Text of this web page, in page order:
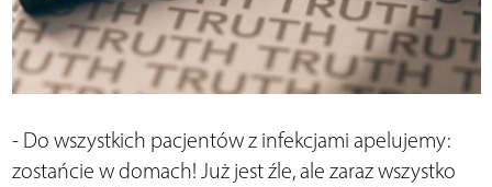
- Do wszystkich pacjentów z infekcjami apelujemy:
zostańcie w domach! Już jest źle, ale zaraz wszystko